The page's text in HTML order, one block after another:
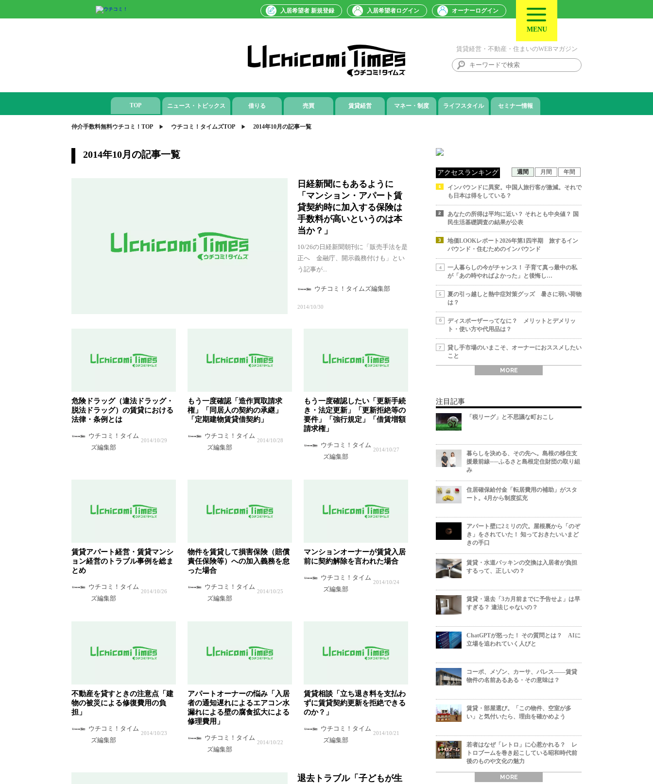
賃貸経営・不動産・住まいのWEBマガジン
TOP ニュース・トピックス 借りる 売買 賃貸経営 マネー・制度 ライフスタイル セミナー情報
仲介手数料無料ウチコミ！TOP ウチコミ！タイムズTOP 2014年10月の記事一覧
2014年10月の記事一覧
日経新聞にもあるように
「マンション・アパート賃
貸契約時に加入する保険は
手数料が高いというのは本
当か？」
10/26の日経新聞朝刊に「販売手法を是
正へ 金融庁、開示義務付けも」とい
う記事が...
ウチコミ！タイムズ編集部
2014/10/30
危険ドラッグ（違法ドラッグ・
脱法ドラッグ）の賃貸における
法律・条例とは
ウチコミ！タイム
ズ編集部
2014/10/29
もう一度確認「造作買取請求
権」「同居人の契約の承継」
「定期建物賃貸借契約」
ウチコミ！タイム
ズ編集部
2014/10/28
もう一度確認したい「更新手続
き・法定更新」「更新拒絶等の
要件」「強行規定」「借賃増額
請求権」
ウチコミ！タイム
ズ編集部
2014/10/27
賃貸アパート経営・賃貸マンシ
ョン経営のトラブル事例を総ま
とめ
ウチコミ！タイム
ズ編集部
2014/10/26
物件を賃貸して損害保険（賠償
責任保険等）への加入義務を怠
った場合
ウチコミ！タイム
ズ編集部
2014/10/25
マンションオーナーが賃貸入居
前に契約解除を言われた場合
ウチコミ！タイム
ズ編集部
2014/10/24
不動産を貸すときの注意点「建
物の被災による修復費用の負
担」
ウチコミ！タイム
ズ編集部
2014/10/23
アパートオーナーの悩み「入居
者の通知遅れによるエアコン水
漏れによる壁の腐食拡大による
修理費用」
ウチコミ！タイム
ズ編集部
2014/10/22
賃貸相談「立ち退き料を支払わ
ずに賃貸契約更新を拒絶できる
のか？」
ウチコミ！タイム
ズ編集部
2014/10/21
退去トラブル「子どもが生
アクセスランキング 週間 月間 年間
インバウンドに異変。中国人旅行客が激減。それで
も日本は得をしている？
あなたの所得は平均に近い？ それとも中央値？ 国
民生活基礎調査の結果が公表
地価LOOKレポート2026年第1四半期 旅するイン
バウンド・住むためのインバウンド
一人暮らしの今がチャンス！ 子育て真っ最中の私
が「あの時やればよかった」と後悔し…
夏の引っ越しと熱中症対策グッズ 暑さに弱い荷物
は？
ディスポーザーってなに？ メリットとデメリッ
ト・使い方や代用品は？
貸し手市場のいまこそ、オーナーにおススメしたい
こと
MORE
注目記事
「税リーグ」と不思議な町おこし
暮らしを決める、その先へ。島根の移住支
援最前線──ふるさと島根定住財団の取り組
み
住居確保給付金「転居費用の補助」がスタ
ート。4月から制度拡充
アパート壁に2ミリの穴。屋根裏から「のぞ
き」をされていた！ 知っておきたいいまど
きの手口
賃貸・水道パッキンの交換は入居者が負担
するって、正しいの？
賃貸・退去「3カ月前までに予告せよ」は早
すぎる？ 違法じゃないの？
ChatGPTが怒った！ その質問とは？ AIに
立場を追われていく人びと
コーポ、メゾン、カーサ、パレス――賃貸
物件の名前あるある・その意味は？
賃貸・部屋選び。「この物件、空室が多
い」と気付いたら、理由を確かめよう
若者はなぜ「レトロ」に心惹かれる？ レ
トロブームを巻き起こしている昭和時代前
後のものや文化の魅力
MORE
入居希望者 新規登録 入居希望者ログイン オーナーログイン
MENU